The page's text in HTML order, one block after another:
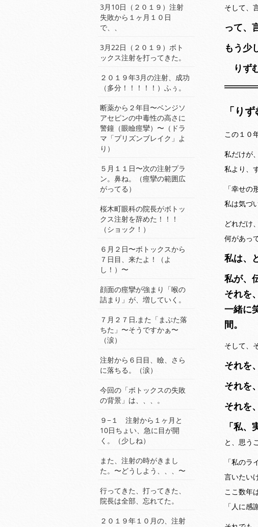
3月10日（２０１９）注射
失敗から１ヶ月１０日
で、、
3月22日（２０１９）ボト
ックス注射を打ってきた。
２０１９年3月の注射、成功
（多分！！！！！）ふぅ。
断薬から２年目〜ベンジソ
アセピンの中毒性の高さに
警鐘（眼瞼痙攣）〜（ドラ
マ「プリズンブレイク」よ
り）
５月１１日〜次の注射プラ
ン。鼻ね。（痙攣の範囲広
がってる）
桜木町眼科の院長がボトッ
クス注射を辞めた！！！
（ショック！）
６月２日〜ボトックスから
７日目、来たよ！（よ
し！）〜
顔面の痙攣が強まり「喉の
詰まり」が、増していく。
７月２７日,また「まぶた落
ちた」〜そうですかぁ〜
（涙）
注射から６日目、瞼、さら
に落ちる。（涙）
今回の「ボトックスの失敗
の背景」は、、、。
９−１ 注射から１ヶ月と
10日ちょい、急に目が開
く。（少しね）
また、注射の時がきまし
た。〜どうしよう、、、〜
行ってきた、打ってきた、
院長は全部、忘れてた。
２０１９年１０月の、注射
そして、
って、
もう少
りず
「り
この１０
私だけが
私より、
「幸せの
私は気づ
どれだけ
何があっ
私は、
私が、
それを
一緒に
間。
そして、
それを
それを
それを
「私
と、思う
「私の
言いたい
ここ数年
「人に感